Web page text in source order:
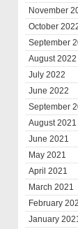
November
October
September
August 2022
July 2022
June 2022
September
August 2021
June 2021
May 2021
April 2021
March 2021
February
January 2021